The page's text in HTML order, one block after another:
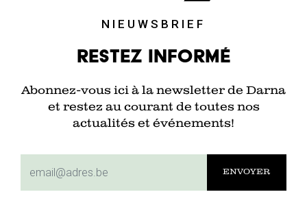
NIEUWSBRIEF
Restez informé
Abonnez-vous ici à la newsletter de Darna
et restez au courant de toutes nos
actualités et événements!